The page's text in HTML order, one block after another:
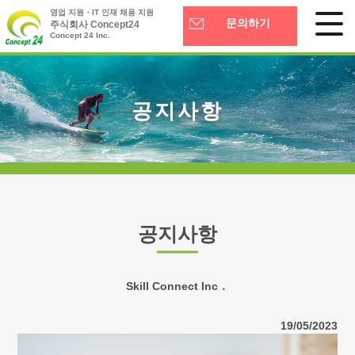
영업 지원・IT 인재 채용 지원
주식회사 Concept24
Concept 24 Inc.
문의하기
공지사항
공지사항
Skill Connect Inc．
19/05/2023